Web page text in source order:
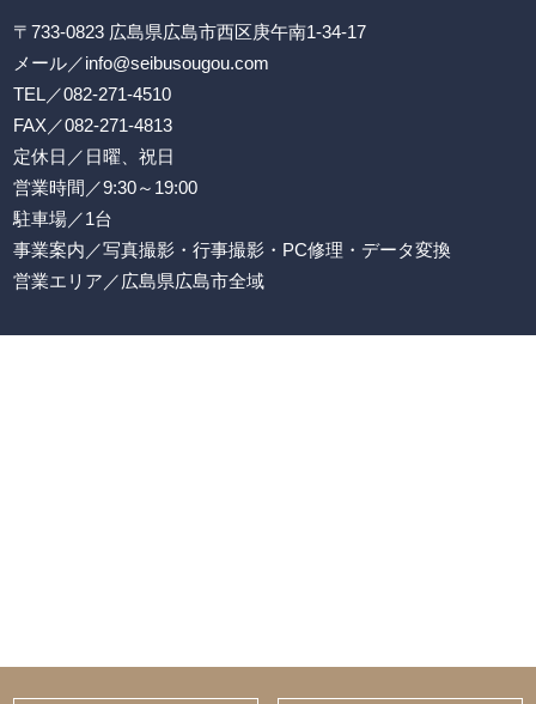
〒733-0823 広島県広島市西区庚午南1-34-17
メール／info@seibusougou.com
TEL／082-271-4510
FAX／082-271-4813
定休日／日曜、祝日
営業時間／9:30～19:00
駐車場／1台
事業案内／写真撮影・行事撮影・PC修理・データ変換
営業エリア／広島県広島市全域